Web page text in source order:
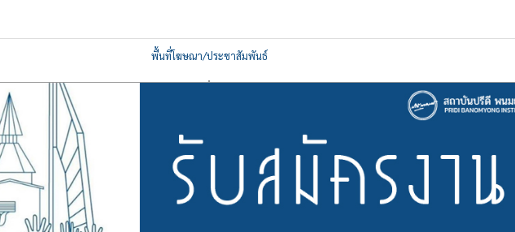
พื้นที่โฆษณา/ประชาสัมพันธ์